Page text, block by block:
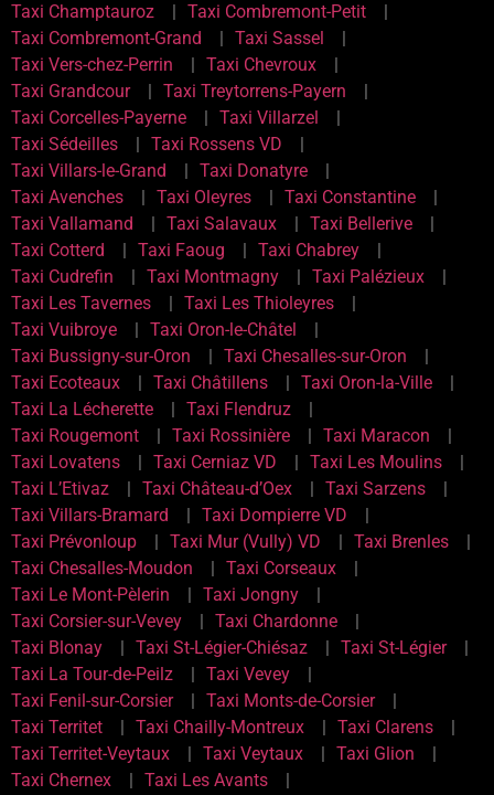
Taxi Champtauroz
Taxi Combremont-Petit
Taxi Combremont-Grand
Taxi Sassel
Taxi Vers-chez-Perrin
Taxi Chevroux
Taxi Grandcour
Taxi Treytorrens-Payern
Taxi Corcelles-Payerne
Taxi Villarzel
Taxi Sédeilles
Taxi Rossens VD
Taxi Villars-le-Grand
Taxi Donatyre
Taxi Avenches
Taxi Oleyres
Taxi Constantine
Taxi Vallamand
Taxi Salavaux
Taxi Bellerive
Taxi Cotterd
Taxi Faoug
Taxi Chabrey
Taxi Cudrefin
Taxi Montmagny
Taxi Palézieux
Taxi Les Tavernes
Taxi Les Thioleyres
Taxi Vuibroye
Taxi Oron-le-Châtel
Taxi Bussigny-sur-Oron
Taxi Chesalles-sur-Oron
Taxi Ecoteaux
Taxi Châtillens
Taxi Oron-la-Ville
Taxi La Lécherette
Taxi Flendruz
Taxi Rougemont
Taxi Rossinière
Taxi Maracon
Taxi Lovatens
Taxi Cerniaz VD
Taxi Les Moulins
Taxi L’Etivaz
Taxi Château-d’Oex
Taxi Sarzens
Taxi Villars-Bramard
Taxi Dompierre VD
Taxi Prévonloup
Taxi Mur (Vully) VD
Taxi Brenles
Taxi Chesalles-Moudon
Taxi Corseaux
Taxi Le Mont-Pèlerin
Taxi Jongny
Taxi Corsier-sur-Vevey
Taxi Chardonne
Taxi Blonay
Taxi St-Légier-Chiésaz
Taxi St-Légier
Taxi La Tour-de-Peilz
Taxi Vevey
Taxi Fenil-sur-Corsier
Taxi Monts-de-Corsier
Taxi Territet
Taxi Chailly-Montreux
Taxi Clarens
Taxi Territet-Veytaux
Taxi Veytaux
Taxi Glion
Taxi Chernex
Taxi Les Avants